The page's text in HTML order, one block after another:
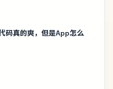
码真的爽，但是App怎么